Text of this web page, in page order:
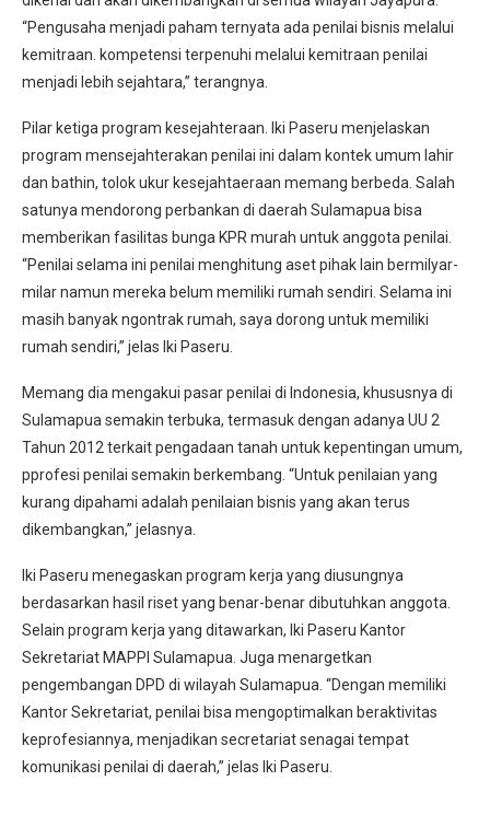
“Pengusaha menjadi paham ternyata ada penilai bisnis melalui
kemitraan. kompetensi terpenuhi melalui kemitraan penilai
menjadi lebih sejahtara,” terangnya.
Pilar ketiga program kesejahteraan. Iki Paseru menjelaskan
program mensejahterakan penilai ini dalam kontek umum lahir
dan bathin, tolok ukur kesejahtaeraan memang berbeda. Salah
satunya mendorong perbankan di daerah Sulamapua bisa
memberikan fasilitas bunga KPR murah untuk anggota penilai.
“Penilai selama ini penilai menghitung aset pihak lain bermilyar-
milar namun mereka belum memiliki rumah sendiri. Selama ini
masih banyak ngontrak rumah, saya dorong untuk memiliki
rumah sendiri,” jelas Iki Paseru.
Memang dia mengakui pasar penilai di Indonesia, khususnya di
Sulamapua semakin terbuka, termasuk dengan adanya UU 2
Tahun 2012 terkait pengadaan tanah untuk kepentingan umum,
pprofesi penilai semakin berkembang. “Untuk penilaian yang
kurang dipahami adalah penilaian bisnis yang akan terus
dikembangkan,” jelasnya.
Iki Paseru menegaskan program kerja yang diusungnya
berdasarkan hasil riset yang benar-benar dibutuhkan anggota.
Selain program kerja yang ditawarkan, Iki Paseru Kantor
Sekretariat MAPPI Sulamapua. Juga menargetkan
pengembangan DPD di wilayah Sulamapua. “Dengan memiliki
Kantor Sekretariat, penilai bisa mengoptimalkan beraktivitas
keprofesiannya, menjadikan secretariat senagai tempat
komunikasi penilai di daerah,” jelas Iki Paseru.